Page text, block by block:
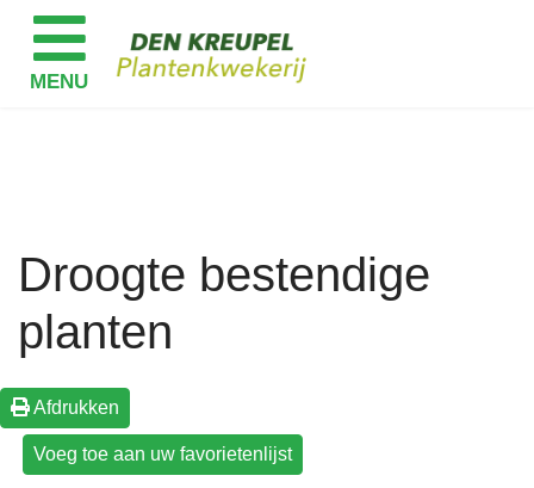
Droogte bestendige
planten
Afdrukken